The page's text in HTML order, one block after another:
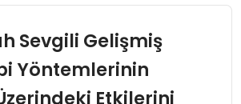
Sevgili Gelişmiş
Yöntemlerinin
Etkilerini